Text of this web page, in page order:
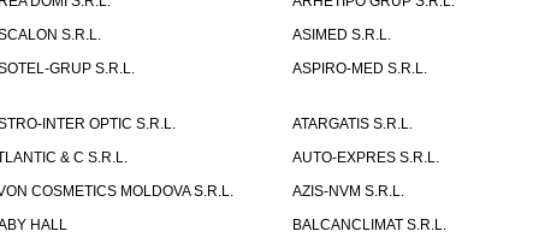
S.R.L.
ASIMED S.R.L.
GRUP S.R.L.
ASPIRO-MED S.R.L.
INTER OPTIC S.R.L.
ATARGATIS S.R.L.
& C S.R.L.
AUTO-EXPRES S.R.L.
COSMETICS MOLDOVA S.R.L.
AZIS-NVM S.R.L.
HALL
BALCANCLIMAT S.R.L.